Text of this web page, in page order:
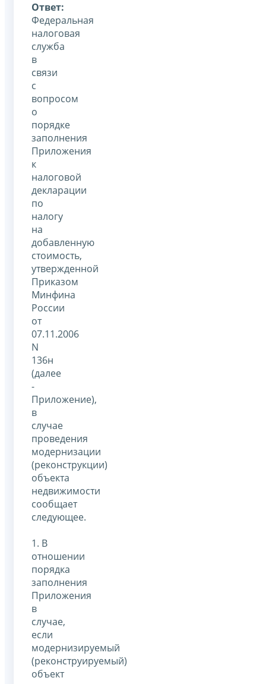
Ответ:
Федеральная
налоговая
служба
в
связи
с
вопросом
о
порядке
заполнения
Приложения
к
налоговой
декларации
по
налогу
на
добавленную
стоимость,
утвержденной
Приказом
Минфина
России
от
07.11.2006
N
136н
(далее
-
Приложение),
в
случае
проведения
модернизации
(реконструкции)
объекта
недвижимости
сообщает
следующее.
1. В
отношении
порядка
заполнения
Приложения
в
случае,
если
модернизируемый
(реконструируемый)
объект